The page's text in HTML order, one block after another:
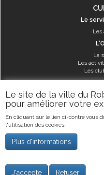
Le site de la ville du
pour améliorer votre
En cliquant sur le lien ci-contre vous
l'utilisation des cookies.
Plus d'informations
J'accepte Refuser
Le
Les
La
Les
Les
Les
Les
Les
©2019Ville du